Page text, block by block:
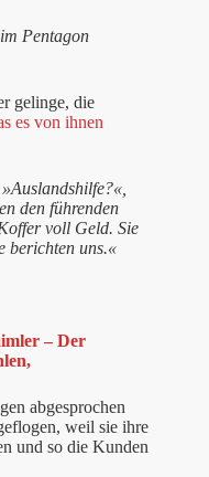
Pentagon
gelinge, die
es von ihnen
den führenden
voll Geld. Sie
berichten uns.«
– Der
abgesprochen
weil sie ihre
und so die Kunden